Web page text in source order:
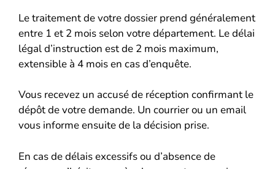
Le traitement de votre dossier prend généralement
entre 1 et 2 mois selon votre département. Le délai
légal d’instruction est de 2 mois maximum,
extensible à 4 mois en cas d’enquête.
Vous recevez un accusé de réception confirmant le
dépôt de votre demande. Un courrier ou un email
vous informe ensuite de la décision prise.
En cas de délais excessifs ou d’absence de